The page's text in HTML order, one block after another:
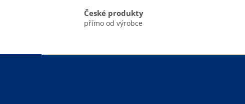
České produkty
přímo od výrobce
Z